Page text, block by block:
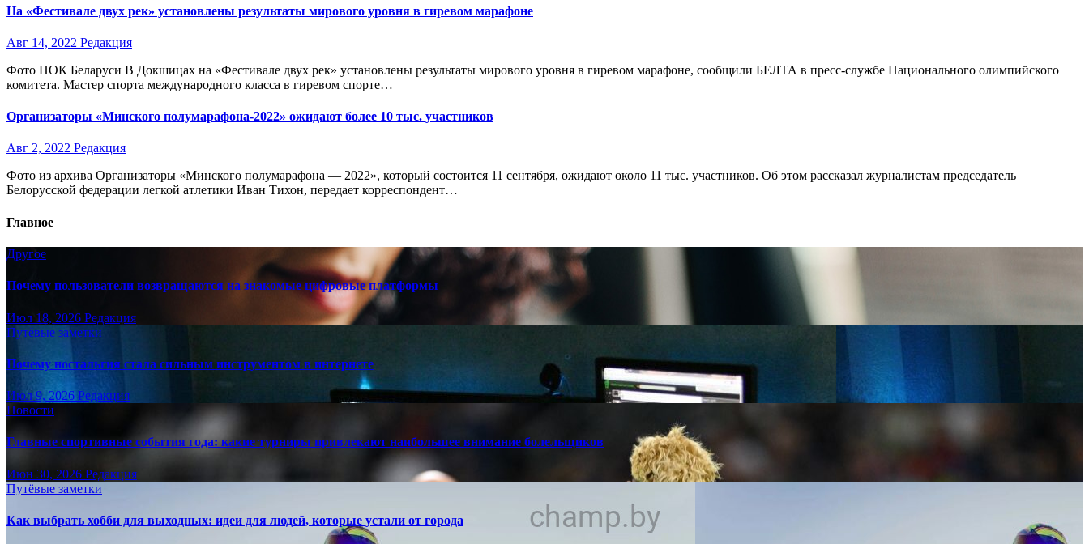
На «Фестивале двух рек» установлены результаты мирового уровня в гиревом марафоне
Авг 14, 2022 Редакция
Фото НОК Беларуси В Докшицах на «Фестивале двух рек» установлены результаты мирового уровня в гиревом марафоне, сообщили БЕЛТА в пресс-службе Национального олимпийского
комитета. Мастер спорта международного класса в гиревом спорте…
Организаторы «Минского полумарафона-2022» ожидают более 10 тыс. участников
Авг 2, 2022 Редакция
Фото из архива Организаторы «Минского полумарафона — 2022», который состоится 11 сентября, ожидают около 11 тыс. участников. Об этом рассказал журналистам председатель
Белорусской федерации легкой атлетики Иван Тихон, передает корреспондент…
Главное
Другое
Почему пользователи возвращаются на знакомые цифровые платформы
Июл 18, 2026 Редакция
Путёвые заметки
Почему ностальгия стала сильным инструментом в интернете
Июл 9, 2026 Редакция
Новости
Главные спортивные события года: какие турниры привлекают наибольшее внимание болельщиков
Июн 30, 2026 Редакция
Путёвые заметки
Как выбрать хобби для выходных: идеи для людей, которые устали от города